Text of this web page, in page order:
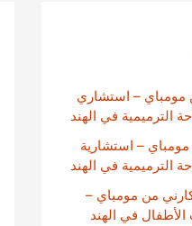
مومباي – استشاري
الترميمية في الهند
مومباي – استشارية
الترميمية في الهند
من مومباي –
في الهند